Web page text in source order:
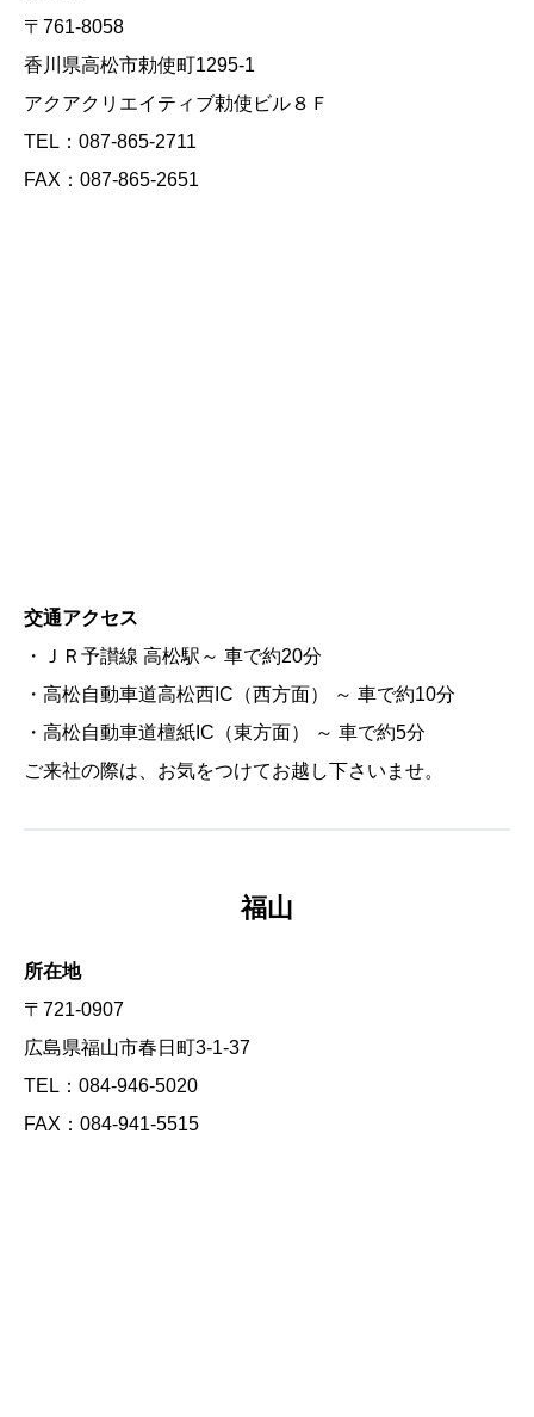
〒761-8058
香川県高松市勅使町1295-1
アクアクリエイティブ勅使ビル８Ｆ
TEL：087-865-2711
FAX：087-865-2651
交通アクセス
・ＪＲ予讃線 高松駅～ 車で約20分
・高松自動車道高松西IC（西方面） ～ 車で約10分
・高松自動車道檀紙IC（東方面） ～ 車で約5分
ご来社の際は、お気をつけてお越し下さいませ。
福山
所在地
〒721-0907
広島県福山市春日町3-1-37
TEL：084-946-5020
FAX：084-941-5515